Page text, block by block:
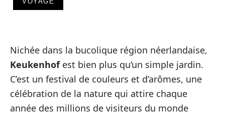
Nichée dans la bucolique région néerlandaise,
Keukenhofest bien plus qu’un simple jardin.
C’est un festival de couleurs et d’arômes, une
célébration de la nature qui attire chaque
année des millions de visiteurs du monde